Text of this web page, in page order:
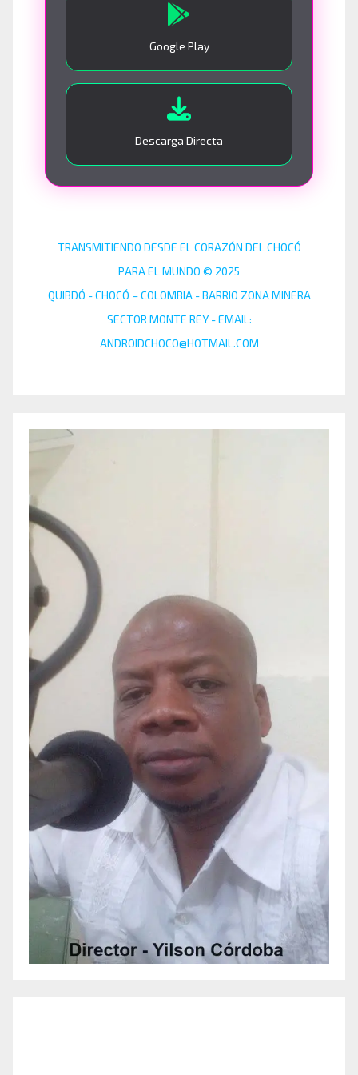
Google Play
Descarga Directa
TRANSMITIENDO DESDE EL CORAZÓN DEL CHOCÓ
PARA EL MUNDO © 2025
QUIBDÓ - CHOCÓ – COLOMBIA - BARRIO ZONA MINERA
SECTOR MONTE REY - EMAIL:
ANDROIDCHOCO@HOTMAIL.COM